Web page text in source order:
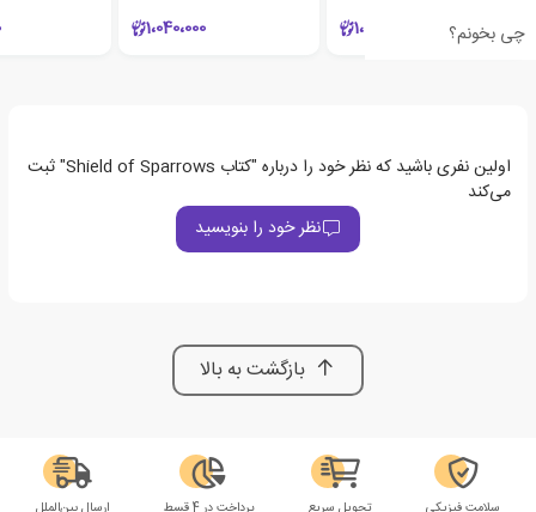
چی بخونم؟
1،050،000 1،040،000
اولین نفری باشید که نظر خود را درباره "کتاب Shield of Sparrows" ثبت
می‌کند
نظر خود را بنویسید
بازگشت به بالا
سلامت فیزیکی تحویل سریع پرداخت در 4 قسط ارسال بین‌الملل